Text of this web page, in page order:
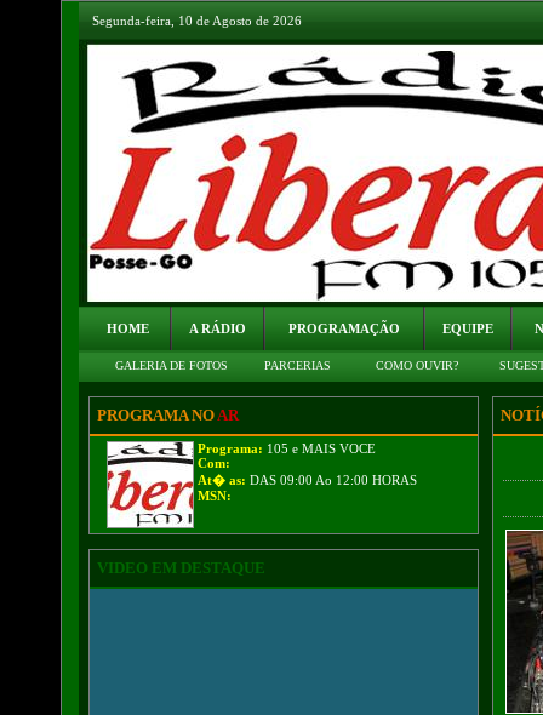
Segunda-feira, 10 de Agosto de 2026
HOME A RÁDIO PROGRAMAÇÃO EQUIPE
GALERIA DE FOTOS PARCERIAS COMO OUVIR?
PROGRAMA NOAR
Programa: 105 e MAIS VOCE
Com:
At� as: DAS 09:00 Ao 12:00 HORAS
MSN:
VIDEO EM DESTAQUE